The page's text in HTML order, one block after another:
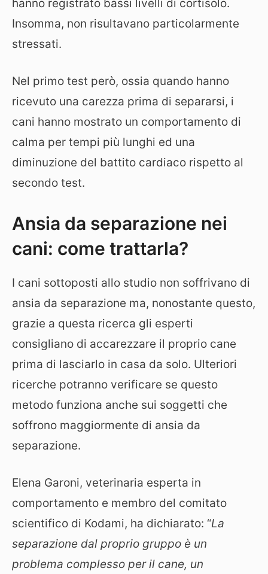
hanno registrato bassi livelli di cortisolo.
Insomma, non risultavano particolarmente
stressati.
Nel primo test però, ossia quando hanno
ricevuto una carezza prima di separarsi, i
cani hanno mostrato un comportamento di
calma per tempi più lunghi ed una
diminuzione del battito cardiaco rispetto al
secondo test.
Ansia da separazione nei
cani: come trattarla?
I cani sottoposti allo studio non soffrivano di
ansia da separazione ma, nonostante questo,
grazie a questa ricerca gli esperti
consigliano di accarezzare il proprio cane
prima di lasciarlo in casa da solo. Ulteriori
ricerche potranno verificare se questo
metodo funziona anche sui soggetti che
soffrono maggiormente di ansia da
separazione.
Elena Garoni, veterinaria esperta in
comportamento e membro del comitato
scientifico di Kodami, ha dichiarato: “La
separazione dal proprio gruppo è un
problema complesso per il cane, un